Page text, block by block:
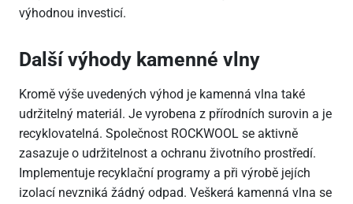
výhodnou investicí.
Další výhody kamenné vlny
Kromě výše uvedených výhod je kamenná vlna také
udržitelný materiál. Je vyrobena z přírodních surovin a je
recyklovatelná. Společnost ROCKWOOL se aktivně
zasazuje o udržitelnost a ochranu životního prostředí.
Implementuje recyklační programy a při výrobě jejích
izolací nevzniká žádný odpad. Veškerá kamenná vlna se